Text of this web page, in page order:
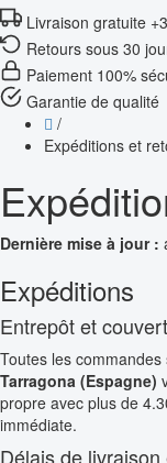
Livraison gratuite
Retours sous 30
Paiement 100%
Garantie de qualité
/
Expéditions et
Dernière mise à jour :
Expéditions
Entrepôt et
Toutes les
Tarragona (Espagne)
propre avec plus de
immédiate.
Délais de